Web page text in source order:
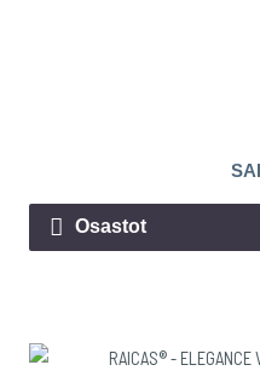
Osastot